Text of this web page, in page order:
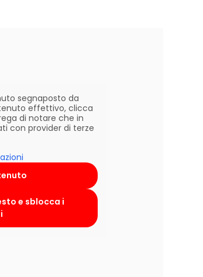
segnaposto da
effettivo, clicca
di notare che in
con provider di terze
e sblocca i